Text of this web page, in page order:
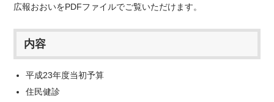
広報おおいをPDFファイルでご覧いただけます。
内容
平成23年度当初予算
住民健診